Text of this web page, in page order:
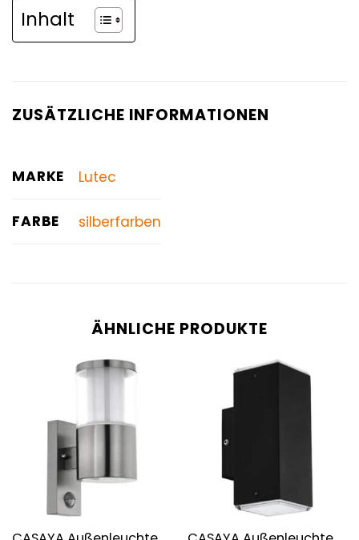
Inhalt
ZUSÄTZLICHE INFORMATIONEN
MARKE Lutec
FARBE silberfarben
ÄHNLICHE PRODUKTE